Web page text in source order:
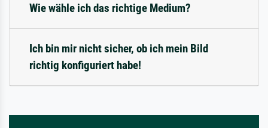
Wie wähle ich das richtige Medium?
Ich bin mir nicht sicher, ob ich mein Bild
richtig konfiguriert habe!